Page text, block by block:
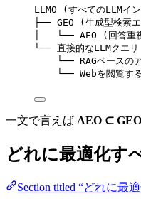
LLMO (すべてのLLMイ
├── GEO (生成型検索
│   └── AEO (回答重
└── 直接的なLLMク
└── RAGベースの
└── Webを閲覧す
一文で言えば AEO ⊂
どれに最適化す
Section titled “どれに最